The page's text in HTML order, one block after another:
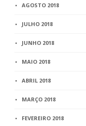
AGOSTO 2018
JULHO 2018
JUNHO 2018
MAIO 2018
ABRIL 2018
MARÇO 2018
FEVEREIRO 2018